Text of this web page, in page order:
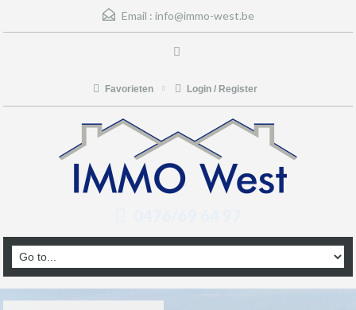
Email : info@immo-west.be
Favorieten Login / Register